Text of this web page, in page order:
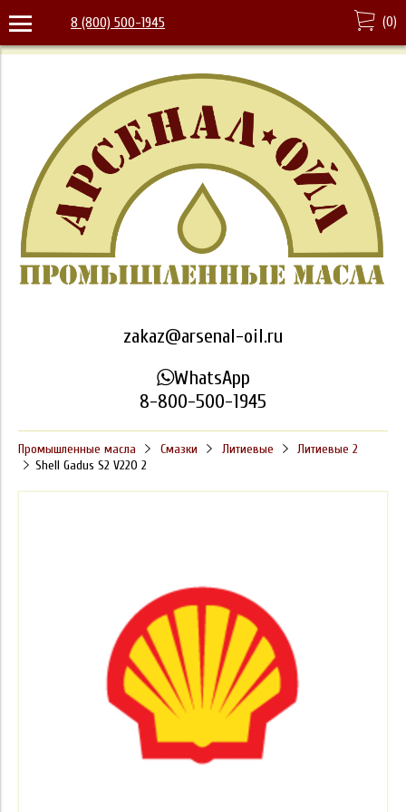
8 (800) 500-1945 (0)
zakaz@arsenal-oil.ru
WhatsApp
8-800-500-1945
Промышленные масла Смазки Литиевые
Литиевые 2
Shell Gadus S2 V220 2